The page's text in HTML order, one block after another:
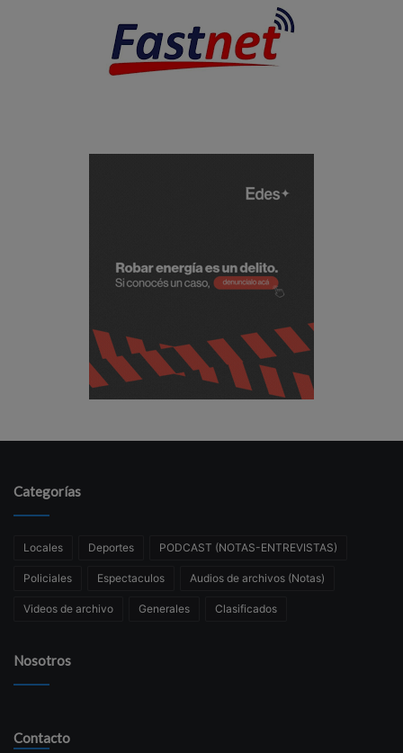
Categorías
Locales Deportes PODCAST (NOTAS-ENTREVISTAS)
Policiales Espectaculos Audios de archivos (Notas)
Videos de archivo Generales Clasificados
Nosotros
Contacto